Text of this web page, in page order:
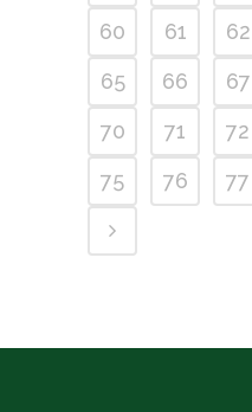
60
61 62
65
66 67
70
71 72
75
76 77